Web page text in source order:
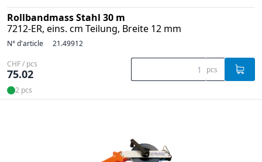
Rollbandmass Stahl 30 m
7212-ER, eins. cm Teilung, Breite 12 mm
N° d'article 21.49912
CHF / pcs
75.02 pcs
2 pcs